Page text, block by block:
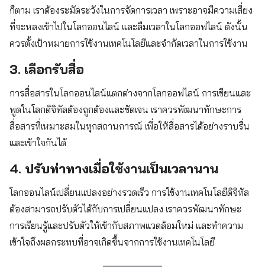
ก็ตาม เราต้องระมัดระวังในการจัดการเวลา เพราะอาจมีความเสี่ยง
ที่จะหลงเข้าไปในโลกออนไลน์ และลืมเวลาในโลกออฟไลน์ ดังนั้น
ควรตั้งเป้าหมายการใช้งานเทคโนโลยีและจำกัดเวลาในการใช้งาน
3. เลือกรับสื่อ
การสื่อสารในโลกออนไลน์แตกต่างจากโลกออฟไลน์ การเขียนและ
พูดในโลกดิจิทัลต้องถูกต้องและชัดเจน เราควรพัฒนาทักษะการ
สื่อสารที่เหมาะสมในทุกสถานการณ์ เพื่อให้สื่อสารได้อย่างราบรื่น
และเข้าใจกันได้
4. ปรับท่าทางเมื่อใช้งานเป็นเวลานาน
โลกออนไลน์เปลี่ยนแปลงอย่างรวดเร็ว การใช้งานเทคโนโลยีดิจิทัล
ต้องสามารถปรับตัวได้กับการเปลี่ยนแปลง เราควรพัฒนาทักษะ
การเรียนรู้และปรับตัวให้เข้ากับสภาพแวดล้อมใหม่ และทำความ
เข้าใจถึงผลกระทบที่อาจเกิดขึ้นจากการใช้งานเทคโนโลยี